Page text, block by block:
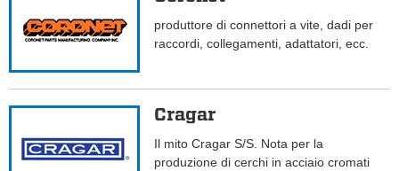
produttore di connettori a vite, dadi per
raccordi, collegamenti, adattatori, ecc.
Cragar
Il mito Cragar S/S. Nota per la
produzione di cerchi in acciaio cromati